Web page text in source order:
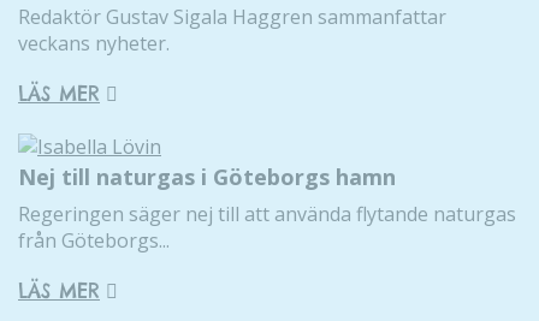
Redaktör Gustav Sigala Haggren sammanfattar
veckans nyheter.
LÄS MER
Nej till naturgas i Göteborgs hamn
Regeringen säger nej till att använda flytande naturgas
från Göteborgs...
LÄS MER